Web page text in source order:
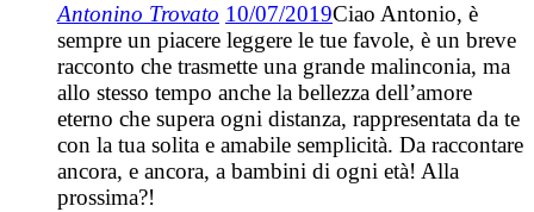
Antonino Trovato 10/07/2019Ciao Antonio, è
sempre un piacere leggere le tue favole, è un breve
racconto che trasmette una grande malinconia, ma
allo stesso tempo anche la bellezza dell’amore
eterno che supera ogni distanza, rappresentata da te
con la tua solita e amabile semplicità. Da raccontare
ancora, e ancora, a bambini di ogni età! Alla
prossima?!